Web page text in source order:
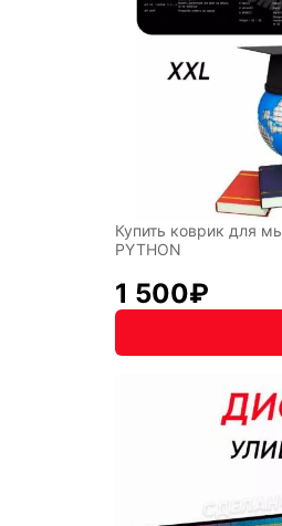
Купить коврик для
PYTHON
1 500₽